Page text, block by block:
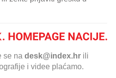
se na desk@index.hr ili
i videe plaćamo.